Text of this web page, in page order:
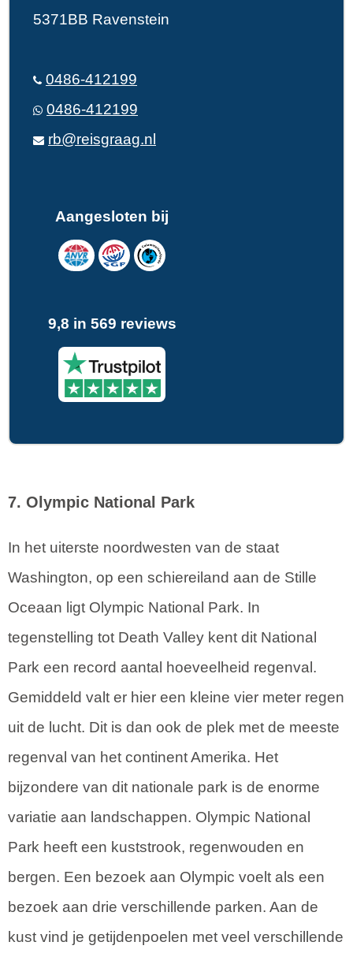
5371BB Ravenstein
0486-412199
0486-412199
rb@reisgraag.nl
Aangesloten bij
9,8 in 569 reviews
7. Olympic National Park
In het uiterste noordwesten van de staat
Washington, op een schiereiland aan de Stille
Oceaan ligt Olympic National Park. In
tegenstelling tot Death Valley kent dit National
Park een record aantal hoeveelheid regenval.
Gemiddeld valt er hier een kleine vier meter regen
uit de lucht. Dit is dan ook de plek met de meeste
regenval van het continent Amerika. Het
bijzondere van dit nationale park is de enorme
variatie aan landschappen. Olympic National
Park heeft een kuststrook, regenwouden en
bergen. Een bezoek aan Olympic voelt als een
bezoek aan drie verschillende parken. Aan de
kust vind je getijdenpoelen met veel verschillende